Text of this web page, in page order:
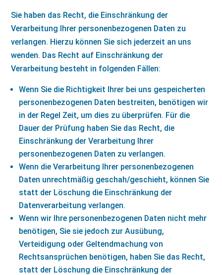
Sie haben das Recht, die Einschränkung der
Verarbeitung Ihrer personenbezogenen Daten zu
verlangen. Hierzu können Sie sich jederzeit an uns
wenden. Das Recht auf Einschränkung der
Verarbeitung besteht in folgenden Fällen:
Wenn Sie die Richtigkeit Ihrer bei uns gespeicherten
personenbezogenen Daten bestreiten, benötigen wir
in der Regel Zeit, um dies zu überprüfen. Für die
Dauer der Prüfung haben Sie das Recht, die
Einschränkung der Verarbeitung Ihrer
personenbezogenen Daten zu verlangen.
Wenn die Verarbeitung Ihrer personenbezogenen
Daten unrechtmäßig geschah/geschieht, können Sie
statt der Löschung die Einschränkung der
Datenverarbeitung verlangen.
Wenn wir Ihre personenbezogenen Daten nicht mehr
benötigen, Sie sie jedoch zur Ausübung,
Verteidigung oder Geltendmachung von
Rechtsansprüchen benötigen, haben Sie das Recht,
statt der Löschung die Einschränkung der